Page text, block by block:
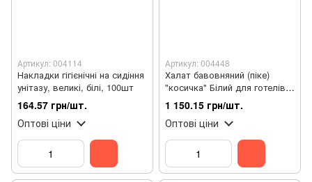
Артикул: 004114
Накладки гігієнічні на сидіння
унітазу, великі, білі, 100шт
164.57 грн/шт.
Оптові ціни
Артикул: 004448
Халат бавовняний (піке)
"косичка" Білий для готелів
та спа розмір М (44-46)
1 150.15 грн/шт.
Оптові ціни